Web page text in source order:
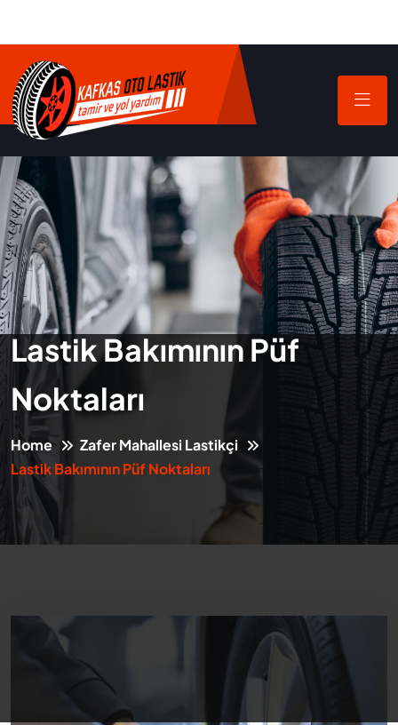
Lastik Bakımının Püf
Noktaları
Home
Zafer Mahallesi Lastikçi
Lastik Bakımının Püf Noktaları